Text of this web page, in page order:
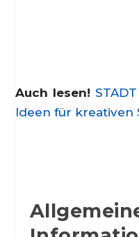
Auch lesen!
Ideen für kreativen